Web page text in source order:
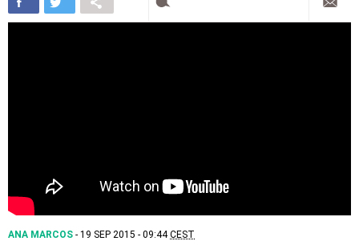
ANA MARCOS 19 SEP 2015 - 09:44CEST